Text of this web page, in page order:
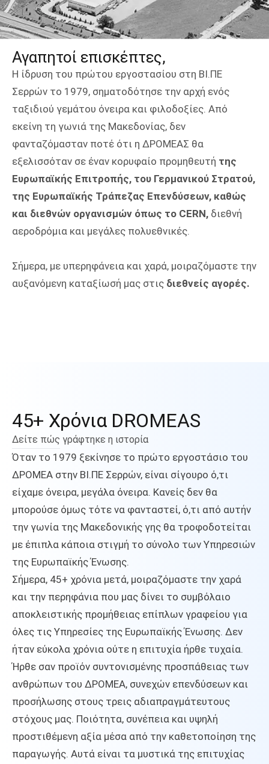
Αγαπητοί επισκέπτες,
Η ίδρυση του πρώτου εργοστασίου στη ΒΙ.ΠΕ
Σερρών το 1979, σηματοδότησε την αρχή ενός
ταξιδιού γεμάτου όνειρα και φιλοδοξίες. Από
εκείνη τη γωνιά της Μακεδονίας, δεν
φανταζόμασταν ποτέ ότι η ΔΡΟΜΕΑΣ θα
εξελισσόταν σε έναν κορυφαίο προμηθευτή της
Ευρωπαϊκής Επιτροπής, του Γερμανικού Στρατού,
της Ευρωπαϊκής Τράπεζας Επενδύσεων, καθώς
και διεθνών οργανισμών όπως το CERN, διεθνή
αεροδρόμια και μεγάλες πολυεθνικές.
Σήμερα, με υπερηφάνεια και χαρά, μοιραζόμαστε την
αυξανόμενη καταξίωσή μας στις διεθνείς αγορές.
45+ Χρόνια DROMEAS
Δείτε πώς γράφτηκε η ιστορία
Όταν το 1979 ξεκίνησε το πρώτο εργοστάσιο του
ΔΡΟΜΕΑ στην ΒΙ.ΠΕ Σερρών, είναι σίγουρο ό,τι
είχαμε όνειρα, μεγάλα όνειρα. Κανείς δεν θα
μπορούσε όμως τότε να φανταστεί, ό,τι από αυτήν
την γωνία της Μακεδονικής γης θα τροφοδοτείται
με έπιπλα κάποια στιγμή το σύνολο των Υπηρεσιών
της Ευρωπαϊκής Ένωσης.
Σήμερα, 45+ χρόνια μετά, μοιραζόμαστε την χαρά
και την περηφάνια που μας δίνει το συμβόλαιο
αποκλειστικής προμήθειας επίπλων γραφείου για
όλες τις Υπηρεσίες της Ευρωπαϊκής Ένωσης. Δεν
ήταν εύκολα χρόνια ούτε η επιτυχία ήρθε τυχαία.
Ήρθε σαν προϊόν συντονισμένης προσπάθειας των
ανθρώπων του ΔΡΟΜΕΑ, συνεχών επενδύσεων και
προσήλωσης στους τρεις αδιαπραγμάτευτους
στόχους μας. Ποιότητα, συνέπεια και υψηλή
προστιθέμενη αξία μέσα από την καθετοποίηση της
παραγωγής. Αυτά είναι τα μυστικά της επιτυχίας